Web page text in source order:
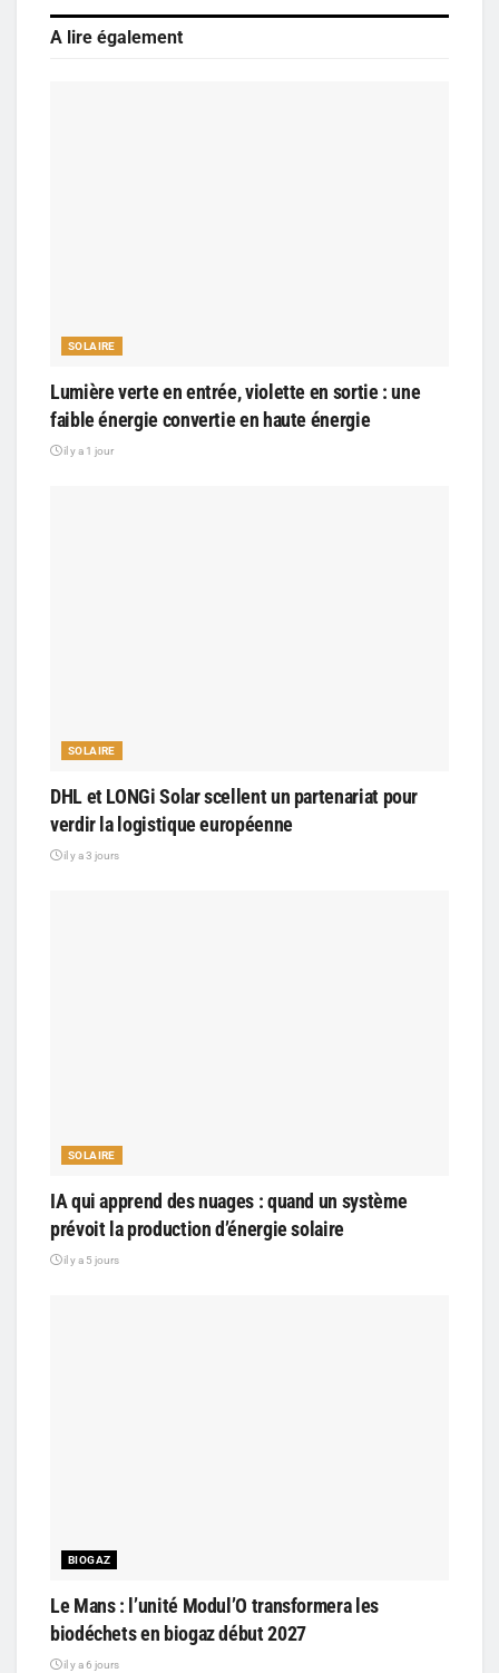
A lire également
SOLAIRE
Lumière verte en entrée, violette en sortie : une
faible énergie convertie en haute énergie
il y a 1 jour
SOLAIRE
DHL et LONGi Solar scellent un partenariat pour
verdir la logistique européenne
il y a 3 jours
SOLAIRE
IA qui apprend des nuages : quand un système
prévoit la production d’énergie solaire
il y a 5 jours
BIOGAZ
Le Mans : l’unité Modul’O transformera les
biodéchets en biogaz début 2027
il y a 6 jours